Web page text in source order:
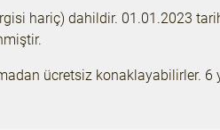
hariç) dahildir. 01.01.2023
ücretsiz konaklayabilirler.